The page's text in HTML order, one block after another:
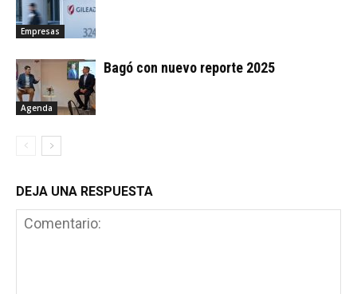
Empresas
Agenda
Bagó con nuevo reporte 2025
DEJA UNA RESPUESTA